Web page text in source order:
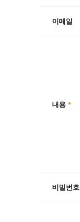
이메일
내용 *
비밀번호